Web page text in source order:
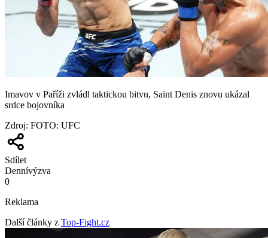
Imavov v Paříži zvládl taktickou bitvu, Saint Denis znovu ukázal
srdce bojovníka
Zdroj: FOTO: UFC
Sdílet
Dennívýzva
0
Reklama
Další články z Top-Fight.cz